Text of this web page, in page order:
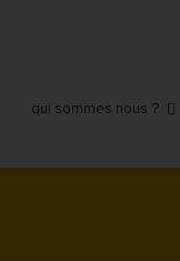
qui sommes nous ? 